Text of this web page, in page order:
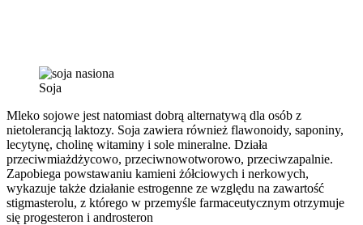
Soja
Mleko sojowe jest natomiast dobrą alternatywą dla osób z
nietolerancją laktozy. Soja zawiera również flawonoidy, saponiny,
lecytynę, cholinę witaminy i sole mineralne. Działa
przeciwmiażdżycowo, przeciwnowotworowo, przeciwzapalnie.
Zapobiega powstawaniu kamieni żółciowych i nerkowych,
wykazuje także działanie estrogenne ze względu na zawartość
stigmasterolu, z którego w przemyśle farmaceutycznym otrzymuje
się progesteron i androsteron